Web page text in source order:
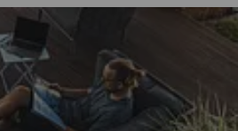
Trusted
4,83/ 5